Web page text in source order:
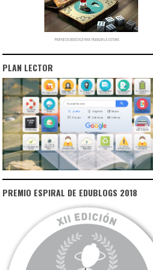
PLAN LECTOR
PREMIO ESPIRAL DE EDUBLOGS 2018